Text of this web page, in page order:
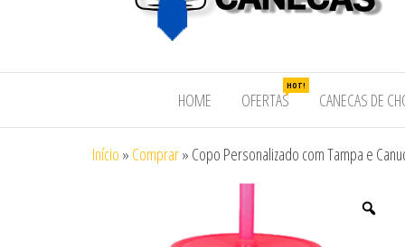
HOME OFERTAS
HOT!
CANECAS DE
Início » Comprar» Copo Personalizado com Tampa e